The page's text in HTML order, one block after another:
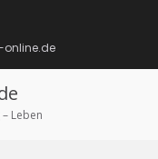
online.de
Leben